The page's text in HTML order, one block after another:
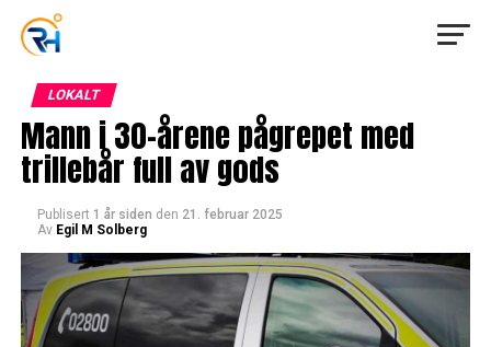
LOKALT
Mann i 30-årene pågrepet med
trillebår full av gods
Publisert 1 år siden den 21. februar 2025
Av Egil M Solberg